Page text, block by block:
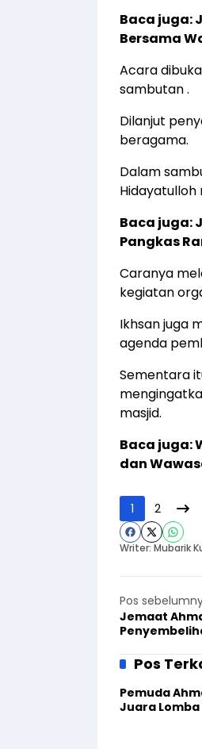
Baca juga:
Bersama
Acara
sambutan .
Dilanjut
beragama.
Dalam
Baca juga:
Pangkas
Caranya
kegiatan
Ikhsan juga
agenda
Sementara
masjid.
Baca juga:
dan
1 2
Writer: Mubarik
Pos
Jemaat
Pos
Pemuda
Juara